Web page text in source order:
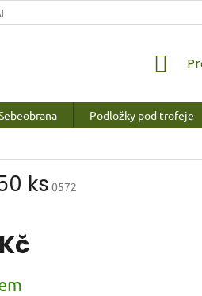
OSOBNÍCH ÚDAJŮ
Podložky pod trofeje
ks 0572